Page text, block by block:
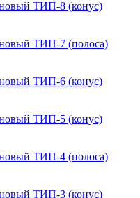
ТИП-8 (конус)
ТИП-7 (полоса)
ТИП-6 (конус)
ТИП-5 (конус)
ТИП-4 (полоса)
ТИП-3 (конус)